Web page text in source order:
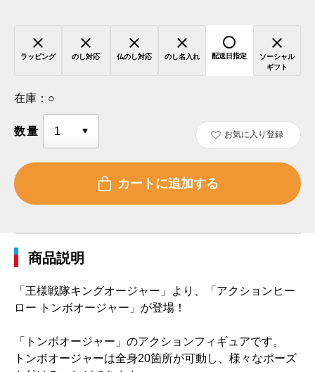
ラッピング のし対応 仏のし対応 のし名入れ 配送日指定
ソーシャル
ギフト
在庫： ○
数量 お気に入り登録
商品説明
「王様戦隊キングオージャー」より、「アクションヒー
ロー トンボオージャー」が登場！
「トンボオージャー」のアクションフィギュアです。
トンボオージャーは全身20箇所が可動し、様々なポーズ